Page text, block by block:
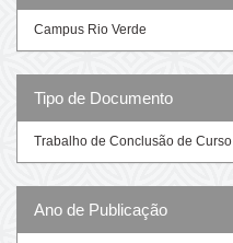
Campus Rio Verde
Tipo de Documento
Trabalho de Conclusão de Curso
Ano de Publicação